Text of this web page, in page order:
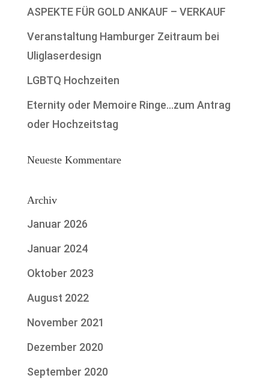
ASPEKTE FÜR GOLD ANKAUF – VERKAUF
Veranstaltung Hamburger Zeitraum bei
Uliglaserdesign
LGBTQ Hochzeiten
Eternity oder Memoire Ringe…zum Antrag
oder Hochzeitstag
Neueste Kommentare
Archiv
Januar 2026
Januar 2024
Oktober 2023
August 2022
November 2021
Dezember 2020
September 2020